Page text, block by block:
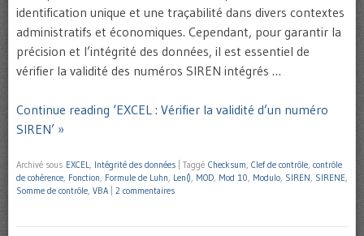
identification unique et une traçabilité dans divers contextes
administratifs et économiques. Cependant, pour garantir la
précision et l’intégrité des données, il est essentiel de
vérifier la validité des numéros SIREN intégrés …
Continue reading ‘EXCEL : Vérifier la validité d’un numéro
SIREN’ »
Archivé sous EXCEL, Intégrité des données Taggé Checksum, Clef de contrôle, contrôle
de cohérence, Fonction, Formule de Luhn, Len(), MOD, Mod 10, Modulo, SIREN, SIRENE,
Somme de contrôle, VBA 2 commentaires